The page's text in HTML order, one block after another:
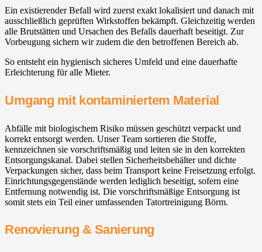
Ein existierender Befall wird zuerst exakt lokalisiert und danach mit
ausschließlich geprüften Wirkstoffen bekämpft. Gleichzeitig werden
alle Brutstätten und Ursachen des Befalls dauerhaft beseitigt. Zur
Vorbeugung sichern wir zudem die den betroffenen Bereich ab.
So entsteht ein hygienisch sicheres Umfeld und eine dauerhafte
Erleichterung für alle Mieter.
Umgang mit kontaminiertem Material
Abfälle mit biologischem Risiko müssen geschützt verpackt und
korrekt entsorgt werden. Unser Team sortieren die Stoffe,
kennzeichnen sie vorschriftsmäßig und leiten sie in den korrekten
Entsorgungskanal. Dabei stellen Sicherheitsbehälter und dichte
Verpackungen sicher, dass beim Transport keine Freisetzung erfolgt.
Einrichtungsgegenstände werden lediglich beseitigt, sofern eine
Entfernung notwendig ist. Die vorschriftsmäßige Entsorgung ist
somit stets ein Teil einer umfassenden Tatortreinigung Börm.
Renovierung & Sanierung